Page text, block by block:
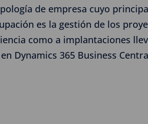
de empresa cuyo
es la gestión de los
como a implantaciones
Dynamics 365 Business